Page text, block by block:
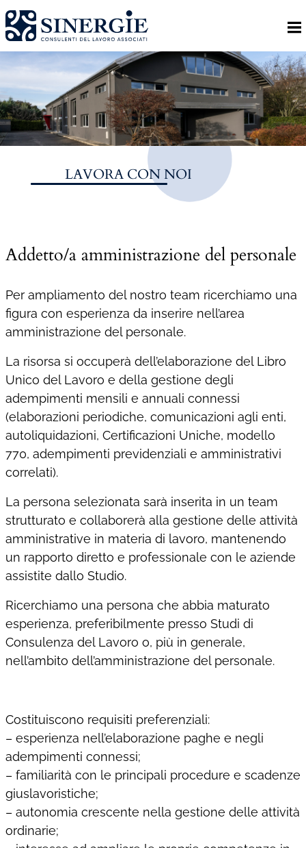
Homepage
Lo studio
Dott. Riccardo Canu
P.az. Roberta Gregoris
Servizi
Amministrazione del personale
EPACA
ASSINDATCOLF
Labour Mobility
Strumenti di lavoro
Circolari
Area riservata
Contatti
Lavora con noi
LAVORA CON NOI
Addetto/a amministrazione del personale
Per ampliamento del nostro team ricerchiamo una
figura con esperienza da inserire nell’area
amministrazione del personale.
La risorsa si occuperà dell’elaborazione del Libro
Unico del Lavoro e della gestione degli
adempimenti mensili e annuali connessi
(elaborazioni periodiche, comunicazioni agli enti,
autoliquidazioni, Certificazioni Uniche, modello
770, adempimenti previdenziali e amministrativi
correlati).
La persona selezionata sarà inserita in un team
strutturato e collaborerà alla gestione delle attività
amministrative in materia di lavoro, mantenendo
un rapporto diretto e professionale con le aziende
assistite dallo Studio.
Ricerchiamo una persona che abbia maturato
esperienza, preferibilmente presso Studi di
Consulenza del Lavoro o, più in generale,
nell’ambito dell’amministrazione del personale.
Costituiscono requisiti preferenziali:
– esperienza nell’elaborazione paghe e negli
adempimenti connessi;
– familiarità con le principali procedure e scadenze
giuslavoristiche;
– autonomia crescente nella gestione delle attività
ordinarie;